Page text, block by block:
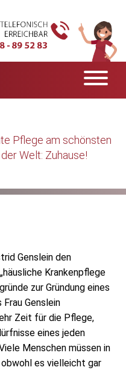
Pflege am schönsten
Welt: Zuhause!
Genslein den
Krankenpflege
zur Gründung eines
Genslein
Zeit für die Pflege,
eines jeden
Menschen müssen in
es vielleicht gar